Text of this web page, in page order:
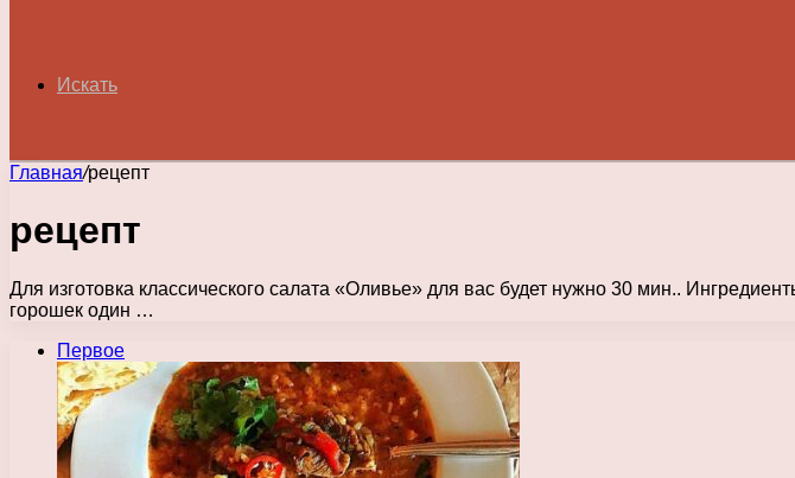
Искать
Главная/рецепт
рецепт
Для изготовка классического салата «Оливье» для вас будет нужно 30 мин..
горошек один …
Первое